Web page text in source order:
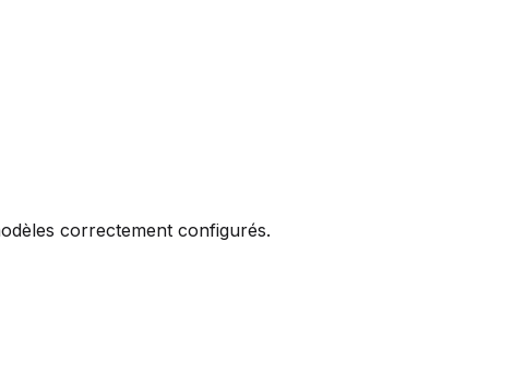
correctement configurés.